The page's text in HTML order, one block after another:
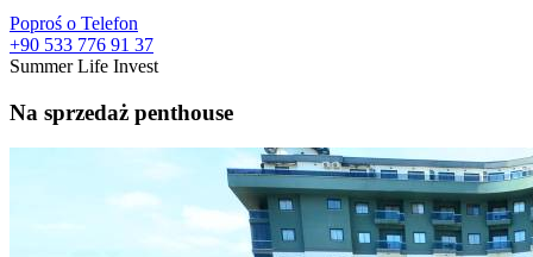
Poproś o Telefon
+90 533 776 91 37
Summer Life Invest
Na sprzedaż penthouse